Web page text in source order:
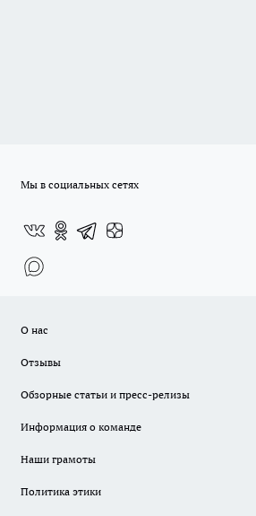
Мы в социальных сетях
О нас
Отзывы
Обзорные статьи и пресс-релизы
Информация о команде
Наши грамоты
Политика этики